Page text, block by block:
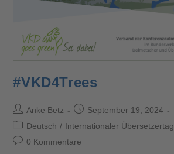
#VKD4Trees
Anke Betz
September 19, 2024
Deutsch / Internationaler Übersetzertag
0 Kommentare